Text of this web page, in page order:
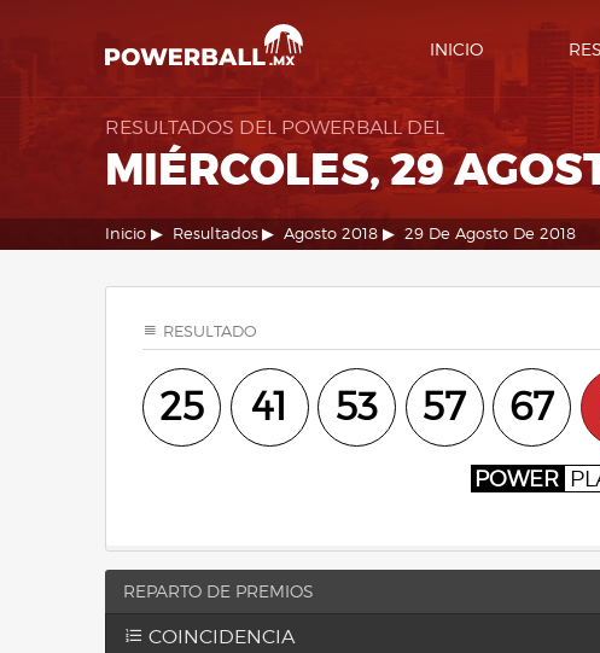
INICIO
RESULTADOS DEL POWERBALL DEL
MIÉRCOLES, 29
Inicio Resultados Agosto 2018 29 De Agosto De 2018
RESULTADO
25 41 53 57 67
POWER
REPARTO DE PREMIOS
COINCIDENCIA